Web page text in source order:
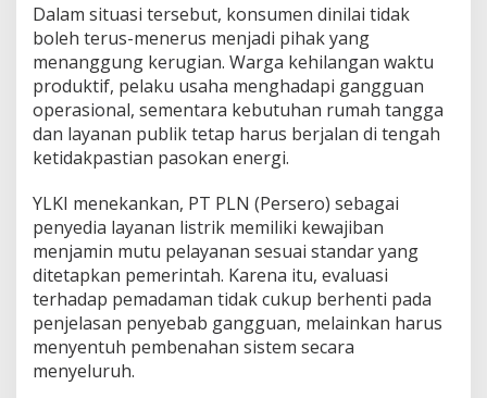
W
a
r
a
Dalam situasi tersebut, konsumen dinilai tidak
boleh terus-menerus menjadi pihak yang
menanggung kerugian. Warga kehilangan waktu
produktif, pelaku usaha menghadapi gangguan
operasional, sementara kebutuhan rumah tangga
dan layanan publik tetap harus berjalan di tengah
ketidakpastian pasokan energi.
YLKI menekankan, PT PLN (Persero) sebagai
penyedia layanan listrik memiliki kewajiban
menjamin mutu pelayanan sesuai standar yang
ditetapkan pemerintah. Karena itu, evaluasi
terhadap pemadaman tidak cukup berhenti pada
penjelasan penyebab gangguan, melainkan harus
menyentuh pembenahan sistem secara
menyeluruh.